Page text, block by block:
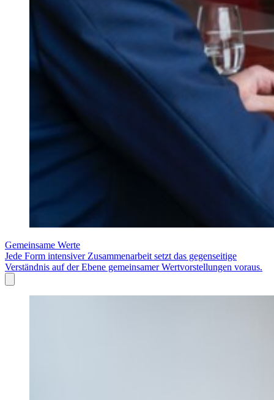
Gemeinsame Werte
Jede Form intensiver Zusammenarbeit setzt das gegenseitige
Verständnis auf der Ebene gemeinsamer Wertvorstellungen voraus.